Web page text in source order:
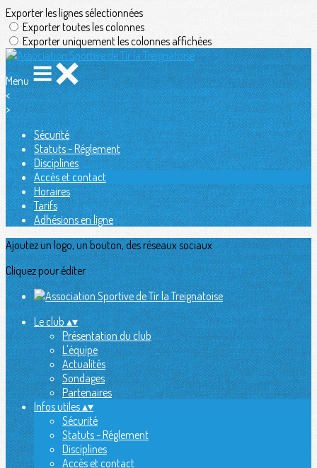
Exporter les lignes sélectionnées
Exporter toutes les colonnes
Exporter uniquement les colonnes affichées
Menu
<
>
Sécurité
Statuts - Réglement
Disciplines
Accès et contact
Horaires
Tarifs
Adhésions en ligne
Ajoutez un logo, un bouton, des réseaux sociaux
Cliquez pour éditer
Le club▴▾
Présentation du club
L'équipe
Actualités
Sondages
Partenaires
Infos utiles▴▾
Sécurité
Statuts - Réglement
Disciplines
Accès et contact